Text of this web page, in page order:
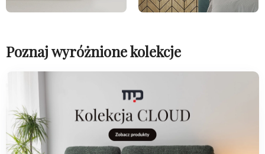
Poznaj wyróżnione kolekcje